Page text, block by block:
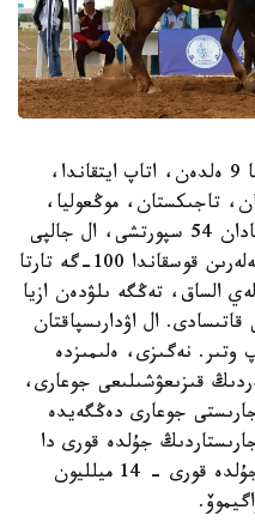
«وسى جىلى اتالعان چەمپيوناتتارعا 9 ەلدەن، اتاپ ايتقاندا،
تاجىكستان، موڭعوليا،
رەسەي، اۋعانستان، قىتاي، تۇركيادان 54 سپورتشى، ال جالپى
جارىسقا قاتىساتىن دەلەگاتسيا مۇشەلەرىن قوسقاندا 100-گە تارتا
الساق، تەڭگە ىلۋدەن ازيا
ەلدەن 10 سپورتشى قاتىسادى. ال اۋدارىسپاقتان
كەلىپ وتىر. نەگىزى، ەلىمىزدە
قىزىعۋشىلىعى جوعارى،
جوعارى دەڭگەيدە
جۇلدە قورى دا
قوماقتى. چەمپيوناتتاردىڭ جالپى جۇلدە قورى - 14 ميلليون